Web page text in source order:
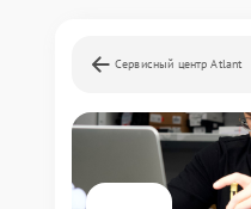
Сервисный центр Atlant